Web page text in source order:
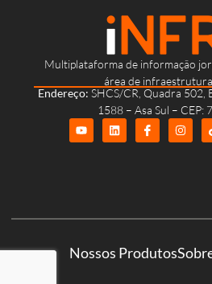
Multiplataforma de informação
área de
Endereço: SHCS/CR, Quadra 502,
1588 – Asa Sul – CEP:
Nossos Produtos